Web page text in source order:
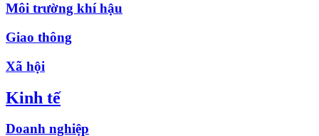
Môi trường khí hậu
Giao thông
Xã hội
Kinh tế
Doanh nghiệp